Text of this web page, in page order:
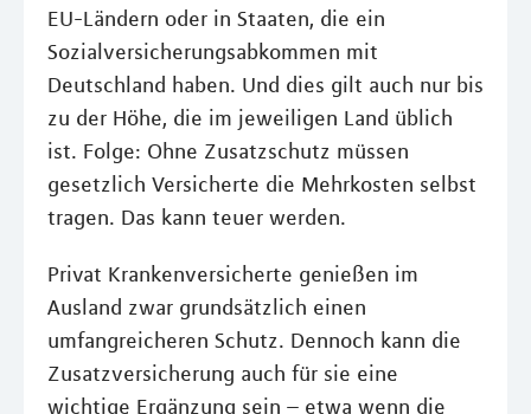
EU-Ländern oder in Staaten, die ein
Sozialversicherungsabkommen mit
Deutschland haben. Und dies gilt auch nur bis
zu der Höhe, die im jeweiligen Land üblich
ist. Folge: Ohne Zusatzschutz müssen
gesetzlich Versicherte die Mehrkosten selbst
tragen. Das kann teuer werden.
Privat Krankenversicherte genießen im
Ausland zwar grundsätzlich einen
umfangreicheren Schutz. Dennoch kann die
Zusatzversicherung auch für sie eine
wichtige Ergänzung sein – etwa wenn die